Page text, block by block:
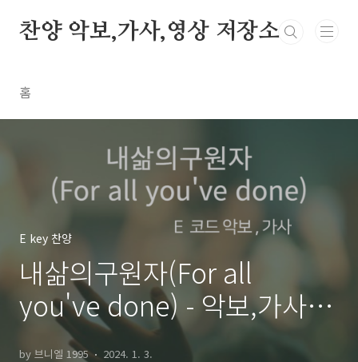
찬양 악보,가사,영상 저장소
홈
E key 찬양
내삶의구원자(For all
you've done) - 악보,가사,영
상 E KEY
by 브니엘 1995 2024. 1. 3.